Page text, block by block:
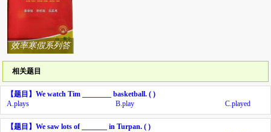
效率寒假系列答
案
相关题目
【题目】 We watch Tim ________ basketball. ( )
A. plays B.play C. played
【题目】 We saw lots of _______ in Turpan. ( )